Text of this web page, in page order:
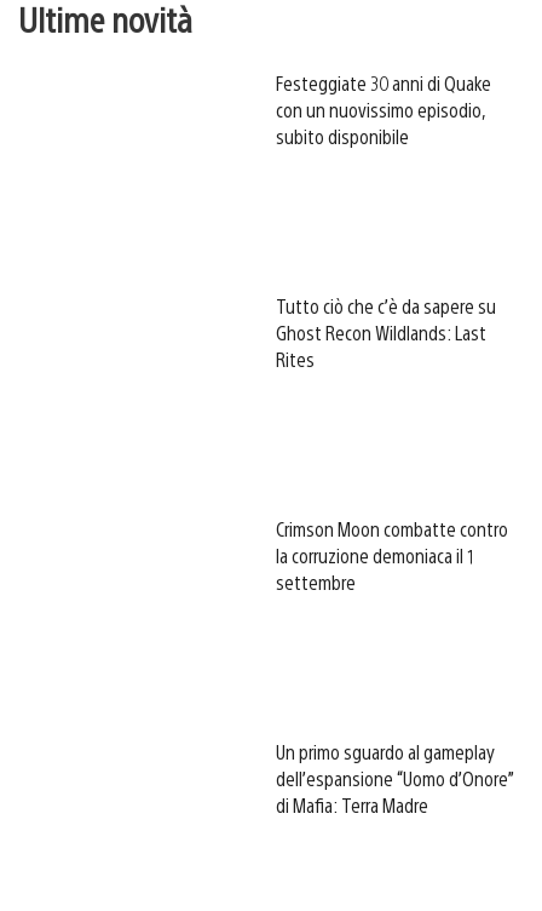
Ultime novità
Festeggiate 30 anni di Quake
con un nuovissimo episodio,
subito disponibile
Tutto ciò che c’è da sapere su
Ghost Recon Wildlands: Last
Rites
Crimson Moon combatte contro
la corruzione demoniaca il 1
settembre
Un primo sguardo al gameplay
dell’espansione “Uomo d’Onore”
di Mafia: Terra Madre